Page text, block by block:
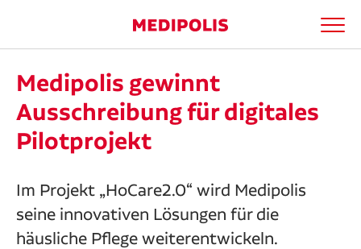
Medipolis entdecken
Ärzte
Patienten
Kliniken
Apotheken
Suchbegriff
Medipolis gewinnt
Ausschreibung für digitales
Pilotprojekt
Im Projekt „HoCare2.0“ wird Medipolis
seine innovativen Lösungen für die
häusliche Pflege weiterentwickeln.